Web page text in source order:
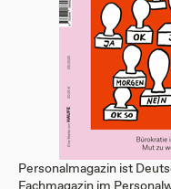
Personalmagazin ist
Fachmagazin im